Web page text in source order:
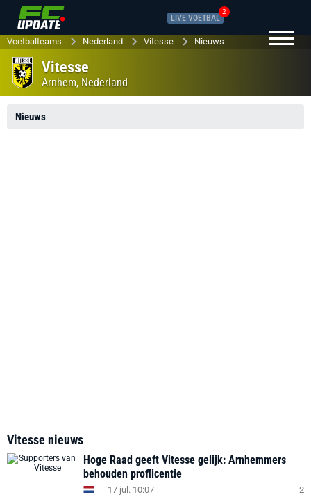
LIVE VOETBAL
2
Voetbalteams Nederland Vitesse Nieuws
Vitesse
Arnhem, Nederland
Nieuws
Vitesse nieuws
Hoge Raad geeft Vitesse gelijk: Arnhemmers
behouden proflicentie
17 jul. 10:07 2